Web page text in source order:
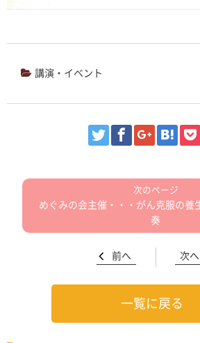
講演・イベント
めぐみの会主催・・・がん克服の養
奏
前へ 次へ
一覧に戻る